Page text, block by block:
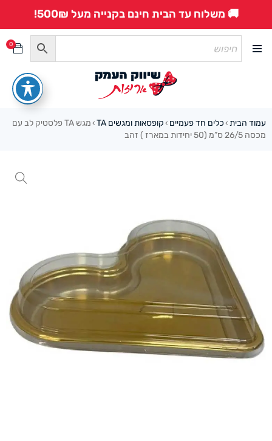
🚚 משלוח עד הבית חינם בקנייה מעל 500₪!
0
עמוד הבית › כלים חד פעמיים › קופסאות ומגשים TA ›
מגש TA פלסטיק לב עם
מכסה 26/5 ס”מ (50 יחידות במארז ) זהב